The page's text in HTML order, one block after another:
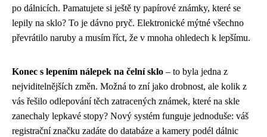
po dálnicích. Pamatujete si ještě ty papírové známky, které se
lepily na sklo? To je dávno pryč. Elektronické mýtné všechno
převrátilo naruby a musím říct, že v mnoha ohledech k lepšímu.
Konec s lepením nálepek na čelní sklo – to byla jedna z
nejviditelnějších změn. Možná to zní jako drobnost, ale kolik z
vás řešilo odlepování těch zatracených známek, které na skle
zanechaly lepkavé stopy? Nový systém funguje jednoduše: váš
registrační značku zadáte do databáze a kamery podél dálnic